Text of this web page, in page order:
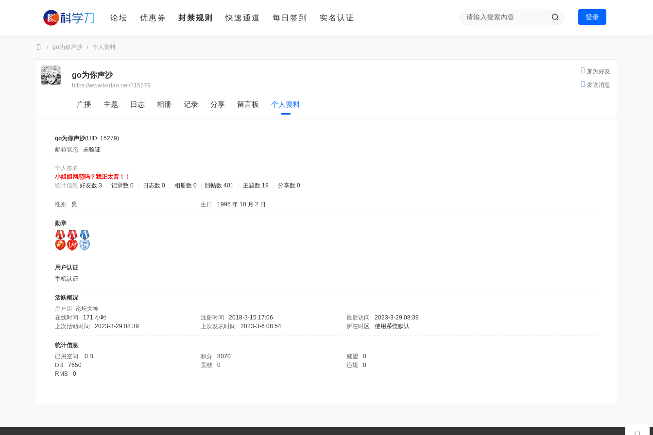
论坛 优惠券 封禁规则 快速通道 每日签到 实名认证 登录
学
› go为你声沙 › 个人资料
加为好友
发送消息
go为你声沙
https://www.kxdao.net/?15279
广播 主题 日志 相册 记录 分享 留言板 个人资料
go为你声沙(UID: 15279)
邮箱状态
未验证
个人签名
小姐姐网恋吗？我正太音！！
统计信息 好友数 3 记录数 0 日志数 0 相册数 0 回帖数 401 主题数 19 分享数 0
性别 男 生日 1995 年 10 月 2 日
勋章
用户认证
手机认证
活跃概况
用户组 论坛大神
在线时间
171 小时 注册时间 2018-3-15 17:06 最后访问
2023-3-29 08:39
上次活动时间
2023-3-29 08:39 上次发表时间 2023-3-6 08:54 所在时区 使用系统默认
统计信息
已用空间
0 B 积分 8070 威望
0
DB
7650 贡献 0 违规
0
RMB
0